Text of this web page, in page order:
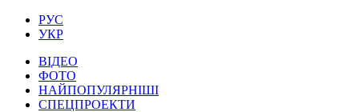
РУС
УКР
ВІДЕО
ФОТО
НАЙПОПУЛЯРНІШІ
СПЕЦПРОЕКТИ